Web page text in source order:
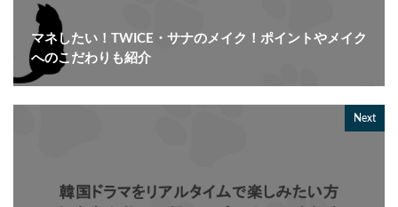
マネしたい！TWICE・サナのメイク！ポイントやメイク
へのこだわりも紹介
Next